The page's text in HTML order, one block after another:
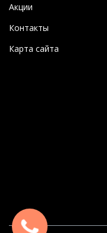
Акции
Контакты
Карта сайта